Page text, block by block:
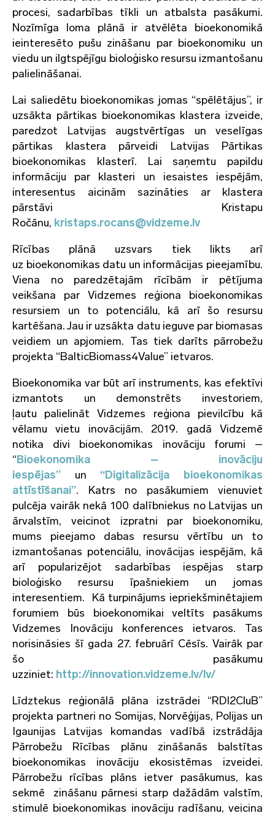
procesi, sadarbības tīkli un atbalsta pasākumi.
Nozīmīga loma plānā ir atvēlēta bioekonomikā
ieinteresēto pušu zināšanu par bioekonomiku un
viedu un ilgtspējīgu bioloģisko resursu izmantošanu
palielināšanai.
Lai saliedētu bioekonomikas jomas “spēlētājus”, ir
uzsākta pārtikas bioekonomikas klastera izveide,
paredzot Latvijas augstvērtīgas un veselīgas
pārtikas klastera pārveidi Latvijas Pārtikas
bioekonomikas klasterī. Lai saņemtu papildu
informāciju par klasteri un iesaistes iespējām,
interesentus aicinām sazināties ar klastera
pārstāvi Kristapu
Ročānu, kristaps.rocans@vidzeme.lv
Rīcības plānā uzsvars tiek likts arī
uz bioekonomikas datu un informācijas pieejamību.
Viena no paredzētajām rīcībām ir pētījuma
veikšana par Vidzemes reģiona bioekonomikas
resursiem un to potenciālu, kā arī šo resursu
kartēšana. Jau ir uzsākta datu ieguve par biomasas
veidiem un apjomiem. Tas tiek darīts pārrobežu
projekta “BalticBiomass4Value” ietvaros.
Bioekonomika var būt arī instruments, kas efektīvi
izmantots un demonstrēts investoriem,
ļautu palielināt Vidzemes reģiona pievilcību kā
vēlamu vietu inovācijām. 2019. gadā Vidzemē
notika divi bioekonomikas inovāciju forumi –
“Bioekonomika – inovāciju
iespējas” un “Digitalizācija bioekonomikas
attīstīšanai”. Katrs no pasākumiem vienuviet
pulcēja vairāk nekā 100 dalībniekus no Latvijas un
ārvalstīm, veicinot izpratni par bioekonomiku,
mums pieejamo dabas resursu vērtību un to
izmantošanas potenciālu, inovācijas iespējām, kā
arī popularizējot sadarbības iespējas starp
bioloģisko resursu īpašniekiem un jomas
interesentiem. Kā turpinājums iepriekšminētajiem
forumiem būs bioekonomikai veltīts pasākums
Vidzemes Inovāciju konferences ietvaros. Tas
norisināsies šī gada 27. februārī Cēsīs. Vairāk par
šo pasākumu
uzziniet: http://innovation.vidzeme.lv/lv/
Līdztekus reģionālā plāna izstrādei “RDI2CluB”
projekta partneri no Somijas, Norvēģijas, Polijas un
Igaunijas Latvijas komandas vadībā izstrādāja
Pārrobežu Rīcības plānu zināšanās balstītas
bioekonomikas inovāciju ekosistēmas izveidei.
Pārrobežu rīcības plāns ietver pasākumus, kas
sekmē zināšanu pārnesi starp dažādām valstīm,
stimulē bioekonomikas inovāciju radīšanu, veicina